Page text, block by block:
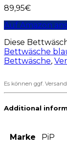
89,95€
Auf Amazon
Diese
Bettwäsche
Bettwäsche,
Es können ggf.
Additional
Marke PiP